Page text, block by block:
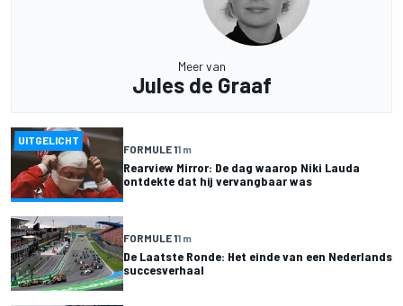
Meer van
Jules de Graaf
UITGELICHT
FORMULE 11 m
Rearview Mirror: De dag waarop Niki Lauda
ontdekte dat hij vervangbaar was
FORMULE 11 m
De Laatste Ronde: Het einde van een Nederlands
succesverhaal